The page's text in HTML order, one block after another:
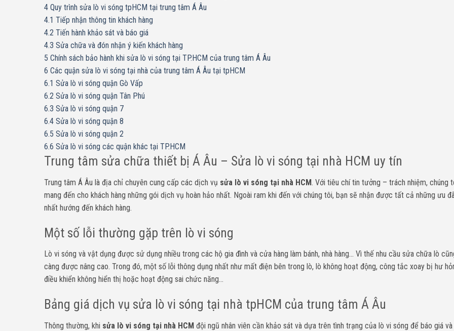
4 Quy trình sửa lò vi sóng tpHCM tại trung tâm Á Âu
4.1 Tiếp nhận thông tin khách hàng
4.2 Tiến hành khảo sát và báo giá
4.3 Sửa chữa và đón nhận ý kiến khách hàng
5 Chính sách bảo hành khi sửa lò vi sóng tại TP.HCM của trung tâm Á Âu
6 Các quận sửa lò vi sóng tại nhà của trung tâm Á Âu tại tpHCM
6.1 Sửa lò vi sóng quận Gò Vấp
6.2 Sửa lò vi sóng quận Tân Phú
6.3 Sửa lò vi sóng quận 7
6.4 Sửa lò vi sóng quận 8
6.5 Sửa lò vi sóng quận 2
6.6 Sửa lò vi sóng các quận khác tại TP.HCM
Trung tâm sửa chữa thiết bị Á Âu – Sửa lò vi sóng tại nhà HCM uy tín
Trung tâm Á Âu là địa chỉ chuyên cung cấp các dịch vụ sửa lò vi sóng tại nhà HCM. Với tiêu chí tin tưởng – trách nhiệm, chúng
mang đến cho khách hàng những gói dịch vụ hoàn hảo nhất. Ngoài ram khi đến với chúng tôi, bạn sẽ nhận được tất cả những ưu
nhất hướng đến khách hàng.
Một số lỗi thường gặp trên lò vi sóng
Lò vi sóng và vật dụng được sử dụng nhiều trong các hộ gia đình và cửa hàng làm bánh, nhà hàng… Vì thế nhu cầu sửa chữa lò
càng được nâng cao. Trong đó, một số lỗi thông dụng nhất như mất điện bên trong lò, lò không hoạt động, công tắc xoay bị hư
điều khiển không hiển thị hoặc hoạt động sai chức năng…
Bảng giá dịch vụ sửa lò vi sóng tại nhà tpHCM của trung tâm Á Âu
Thông thường, khi sửa lò vi sóng tại nhà HCM đội ngũ nhân viên cần khảo sát và dựa trên tình trạng của lò vi sóng để báo giá